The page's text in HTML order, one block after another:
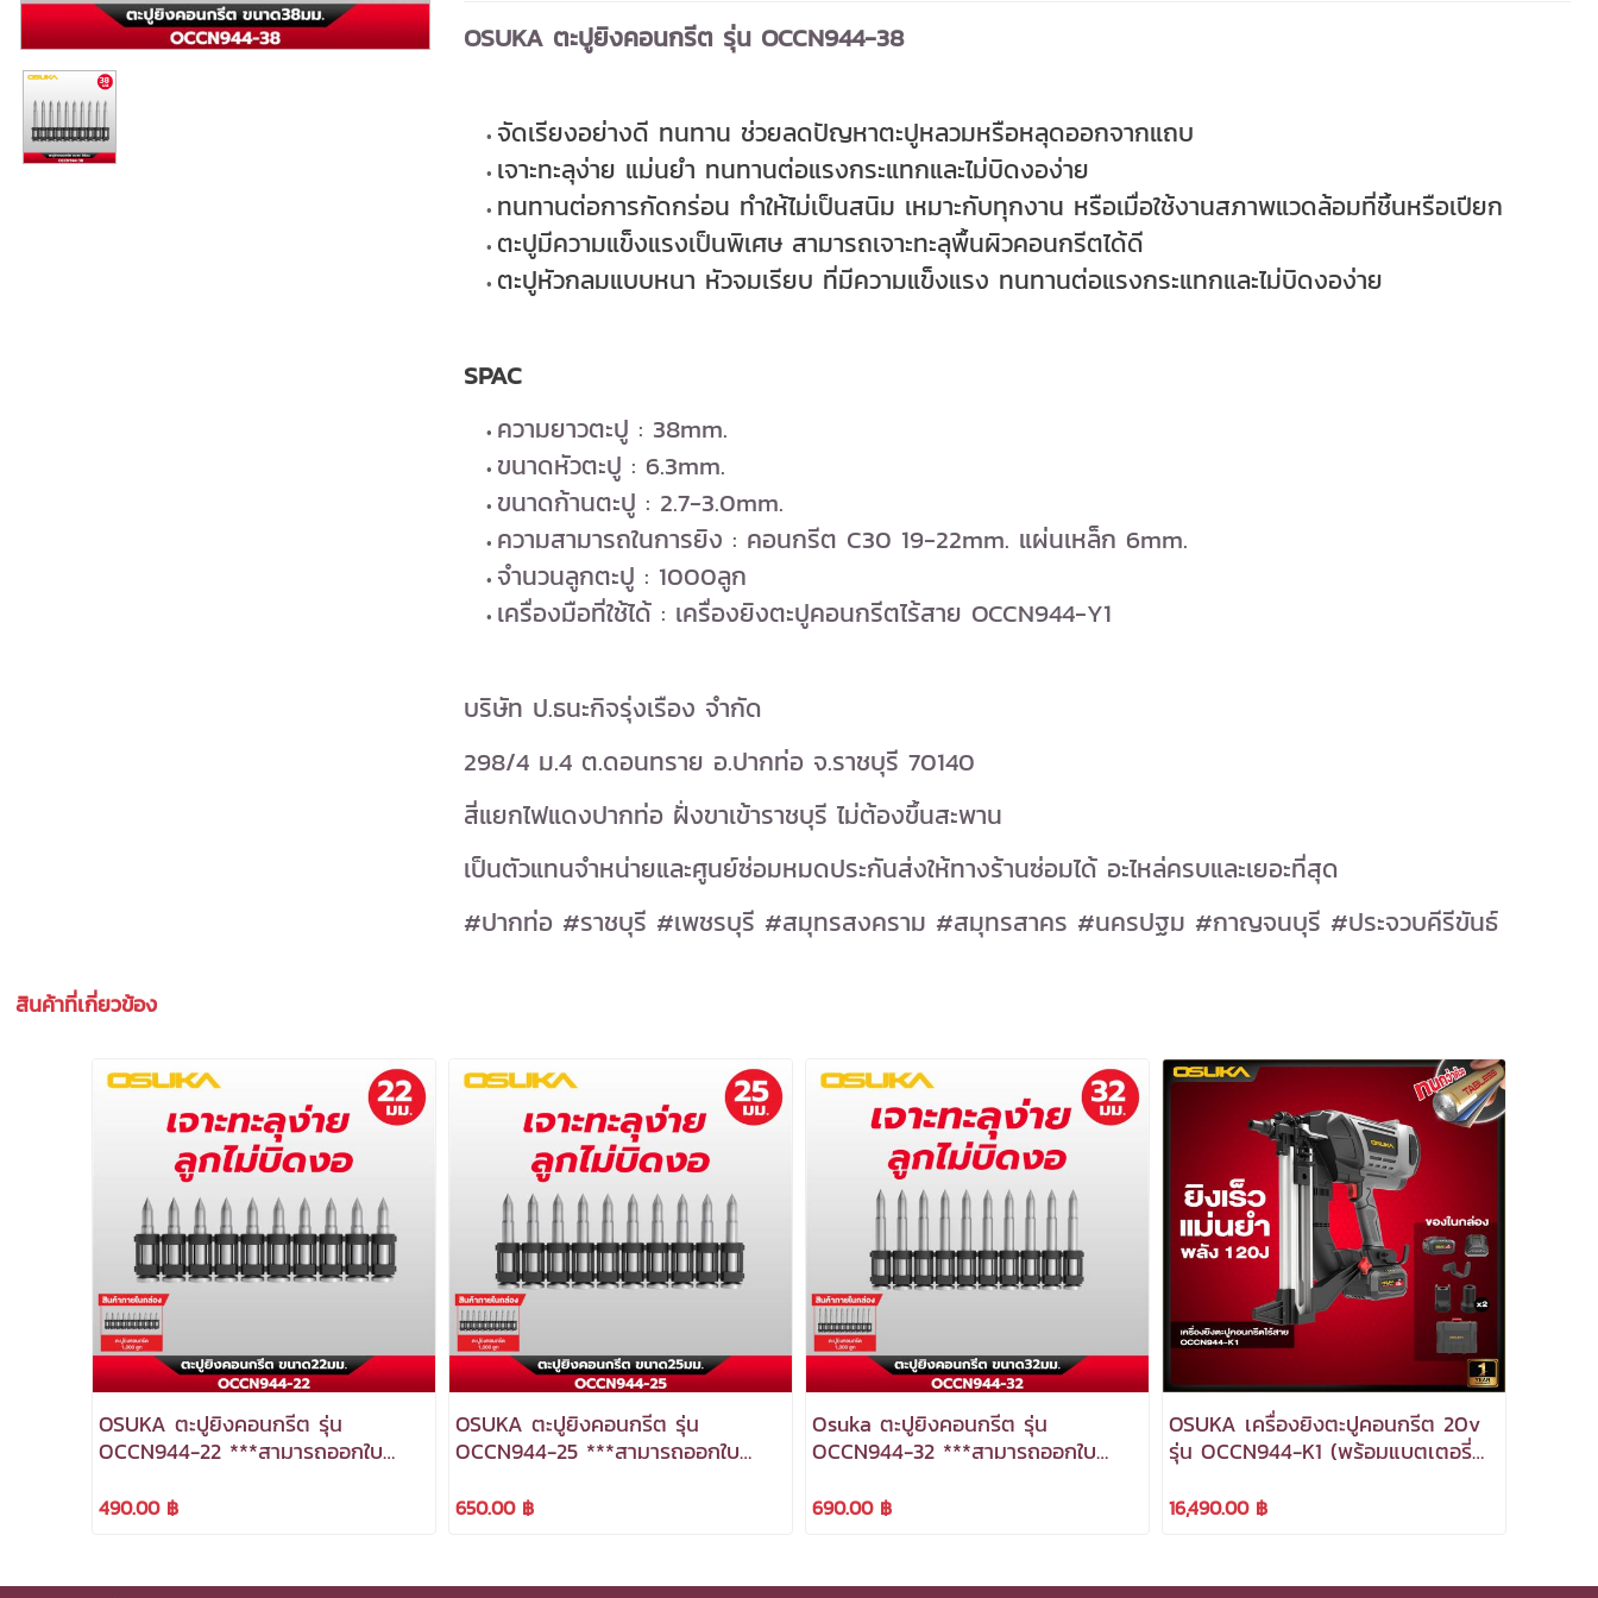
OSUKA ตะปูยิงคอนกรีต รุ่น OCCN944-38
จัดเรียงอย่างดี ทนทาน ช่วยลดปัญหาตะปูหลวมหรือหลุดออกจากแถบ
เจาะทะลุง่าย แม่นยำ ทนทานต่อแรงกระแทกและไม่บิดงอง่าย
ทนทานต่อการกัดกร่อน ทำให้ไม่เป็นสนิม เหมาะกับทุกงาน หรือเมื่อใช้งานสภาพแวดล้อมที่ชิ้นหรือเปียก
ตะปูมีความแข็งแรงเป็นพิเศษ สามารถเจาะทะลุพื้นผิวคอนกรีตได้ดี
ตะปูหัวกลมแบบหนา หัวจมเรียบ ที่มีความแข็งแรง ทนทานต่อแรงกระแทกและไม่บิดงอง่าย
SPAC
ความยาวตะปู : 38mm.
ขนาดหัวตะปู : 6.3mm.
ขนาดก้านตะปู : 2.7-3.0mm.
ความสามารถในการยิง : คอนกรีต C30 19-22mm. แผ่นเหล็ก 6mm.
จำนวนลูกตะปู : 1000ลูก
เครื่องมือที่ใช้ได้ : เครื่องยิงตะปูคอนกรีตไร้สาย OCCN944-Y1
บริษัท ป.ธนะกิจรุ่งเรือง จำกัด
298/4 ม.4 ต.ดอนทราย อ.ปากท่อ จ.ราชบุรี 70140
สี่แยกไฟแดงปากท่อ ฝั่งขาเข้าราชบุรี ไม่ต้องขึ้นสะพาน
เป็นตัวแทนจำหน่ายและศูนย์ซ่อมหมดประกันส่งให้ทางร้านซ่อมได้ อะไหล่ครบและเยอะที่สุด
#ปากท่อ #ราชบุรี #เพชรบุรี #สมุทรสงคราม #สมุทรสาคร #นครปฐม #กาญจนบุรี #ประจวบคีรีขันธ์
สินค้าที่เกี่ยวข้อง
OSUKA ตะปูยิงคอนกรีต รุ่น
OCCN944-22 ***สามารถออกใบ
490.00 ฿
OSUKA ตะปูยิงคอนกรีต รุ่น
OCCN944-25 ***สามารถออกใบ
650.00 ฿
Osuka ตะปูยิงคอนกรีต รุ่น
OCCN944-32 ***สามารถออกใบ
690.00 ฿
OSUKA เครื่องยิงตะปูคอนกรีต 20v
รุ่น OCCN944-K1 (พร้อมแบตเตอรี่
กำกับภาษีได้***
16,490.00 ฿